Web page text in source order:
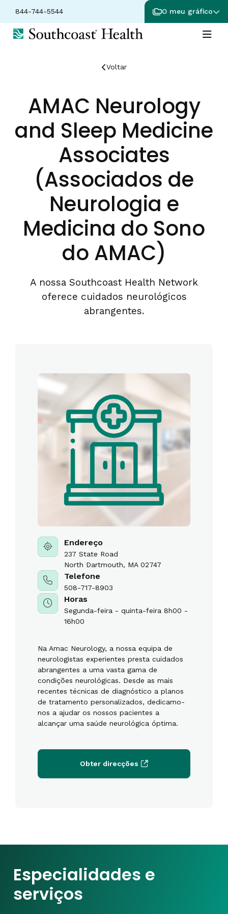
844-744-5544 O meu gráfico
Voltar
AMAC Neurology
and Sleep Medicine
Associates
(Associados de
Neurologia e
Medicina do Sono
do AMAC)
A nossa Southcoast Health Network
oferece cuidados neurológicos
abrangentes.
Endereço
237 State Road
North Dartmouth, MA 02747
Telefone
508-717-8903
Horas
Segunda-feira - quinta-feira 8h00 -
16h00
Na Amac Neurology, a nossa equipa de
neurologistas experientes presta cuidados
abrangentes a uma vasta gama de
condições neurológicas. Desde as mais
recentes técnicas de diagnóstico a planos
de tratamento personalizados, dedicamo-
nos a ajudar os nossos pacientes a
alcançar uma saúde neurológica óptima.
Obter direcções
Especialidades e
serviços